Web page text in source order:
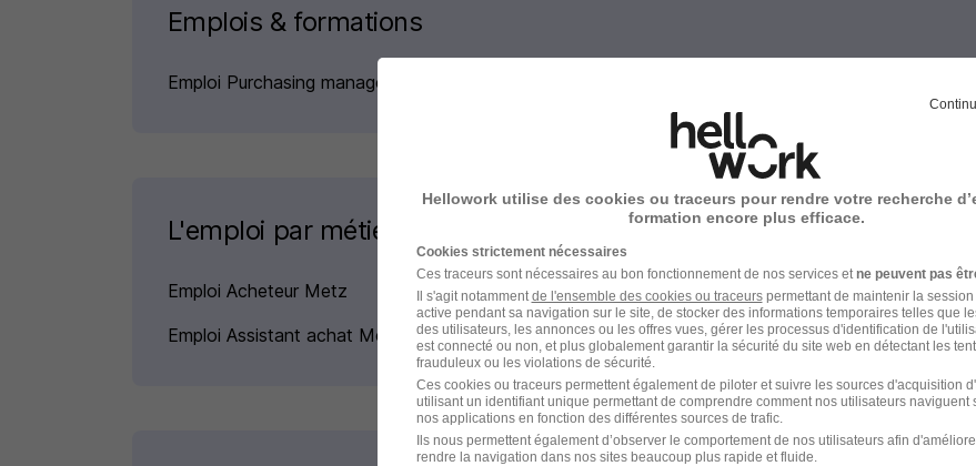
Emplois & formations
Emploi Purchasing manager
L'emploi par métier à Metz dans le domaine Achat
Emploi Acheteur Metz Emploi Acheteur informatique Metz
Emploi Assistant achat Metz
Emploi Responsable achat Metz
Hellowork utilise des cookies ou traceurs pour rendre votre recherche
formation encore plus efficace.
Cookies strictement nécessaires
Ces traceurs sont nécessaires au bon fonctionnement de nos services etne peuvent pas
Il s'agit notammentde l'ensemble des cookies ou traceurspermettant de maintenir la
active pendant sa navigation sur le site, de stocker des informations temporaires telles que
des utilisateurs, les annonces ou les offres vues, gérer les processus d'identification de
est connecté ou non, et plus globalement garantir la sécurité du site web en détectant les
frauduleux ou les violations de sécurité.
Ces cookies ou traceurs permettent également de piloter et suivre les sources d'acquisition
utilisant un identifiant unique permettant de comprendre comment nos utilisateurs naviguent
nos applications en fonction des différentes sources de trafic.
Ils nous permettent également d’observer le comportement de nos utilisateurs afin
rendre la navigation dans nos sites beaucoup plus rapide et fluide.